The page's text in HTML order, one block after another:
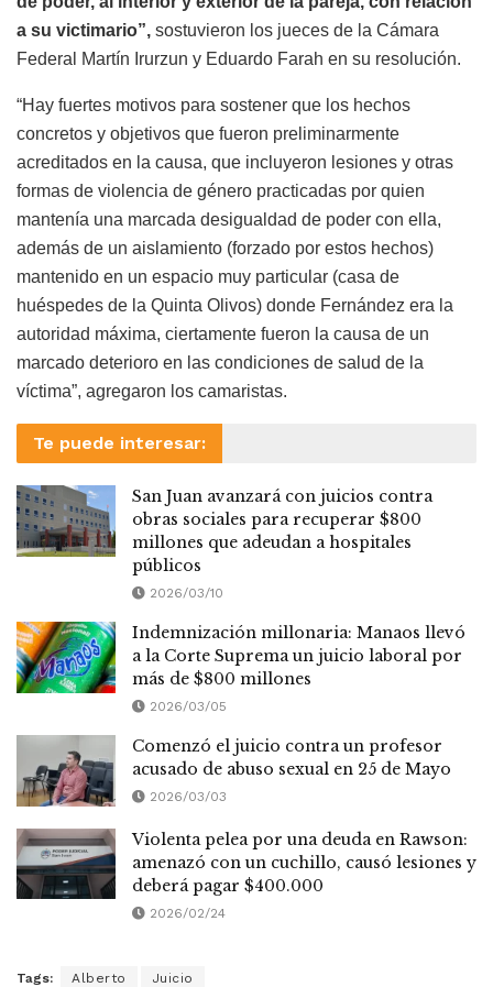
a su victimario”, sostuvieron los jueces de la Cámara
Federal Martín Irurzun y Eduardo Farah en su resolución.
“Hay fuertes motivos para sostener que los hechos
concretos y objetivos que fueron preliminarmente
acreditados en la causa, que incluyeron lesiones y otras
formas de violencia de género practicadas por quien
mantenía una marcada desigualdad de poder con ella,
además de un aislamiento (forzado por estos hechos)
mantenido en un espacio muy particular (casa de
huéspedes de la Quinta Olivos) donde Fernández era la
autoridad máxima, ciertamente fueron la causa de un
marcado deterioro en las condiciones de salud de la
víctima”, agregaron los camaristas.
Te puede interesar:
San Juan avanzará con juicios contra
obras sociales para recuperar $800
millones que adeudan a hospitales
públicos
2026/03/10
Indemnización millonaria: Manaos llevó
a la Corte Suprema un juicio laboral por
más de $800 millones
2026/03/05
Comenzó el juicio contra un profesor
acusado de abuso sexual en 25 de Mayo
2026/03/03
Violenta pelea por una deuda en Rawson:
amenazó con un cuchillo, causó lesiones y
deberá pagar $400.000
2026/02/24
Tags: Alberto Juicio